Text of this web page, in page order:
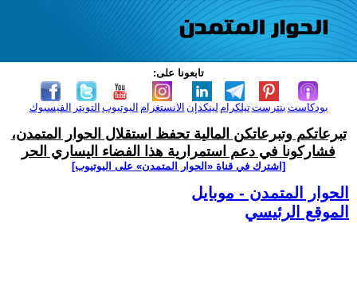
تابعونا على:
الفيسبوك التويتر اليوتيوب الانستغرام لينكدإن تيلكرامبنترست بودكاست
تبرعاتكم وتبرعاتكن المالية تحفظ استقلال الحوار المتمدن،
فشاركونا في دعم استمرارية هذا الفضاء اليساري الحر
[اشترك في قناة ‫«الحوار المتمدن» على اليوتيوب]
الحوار المتمدن - موبايل
الموقع الرئيسي